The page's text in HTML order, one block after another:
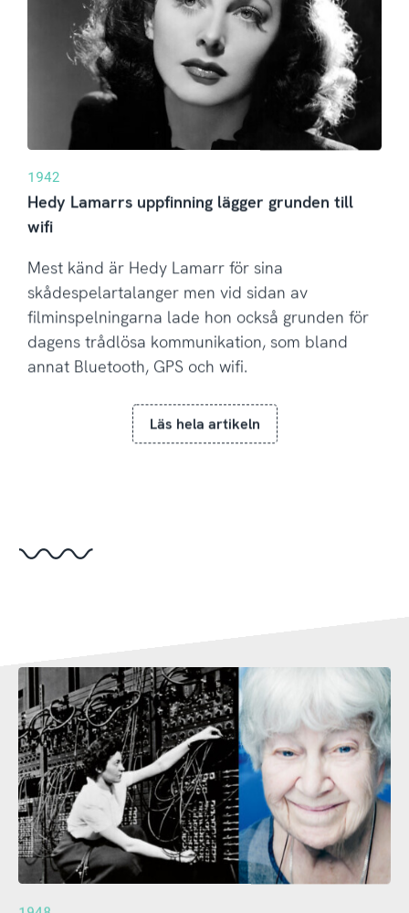
1942
Hedy Lamarrs uppfinning lägger grunden till
wifi
Mest känd är Hedy Lamarr för sina
skådespelartalanger men vid sidan av
filminspelningarna lade hon också grunden för
dagens trådlösa kommunikation, som bland
annat Bluetooth, GPS och wifi.
Läs hela artikeln